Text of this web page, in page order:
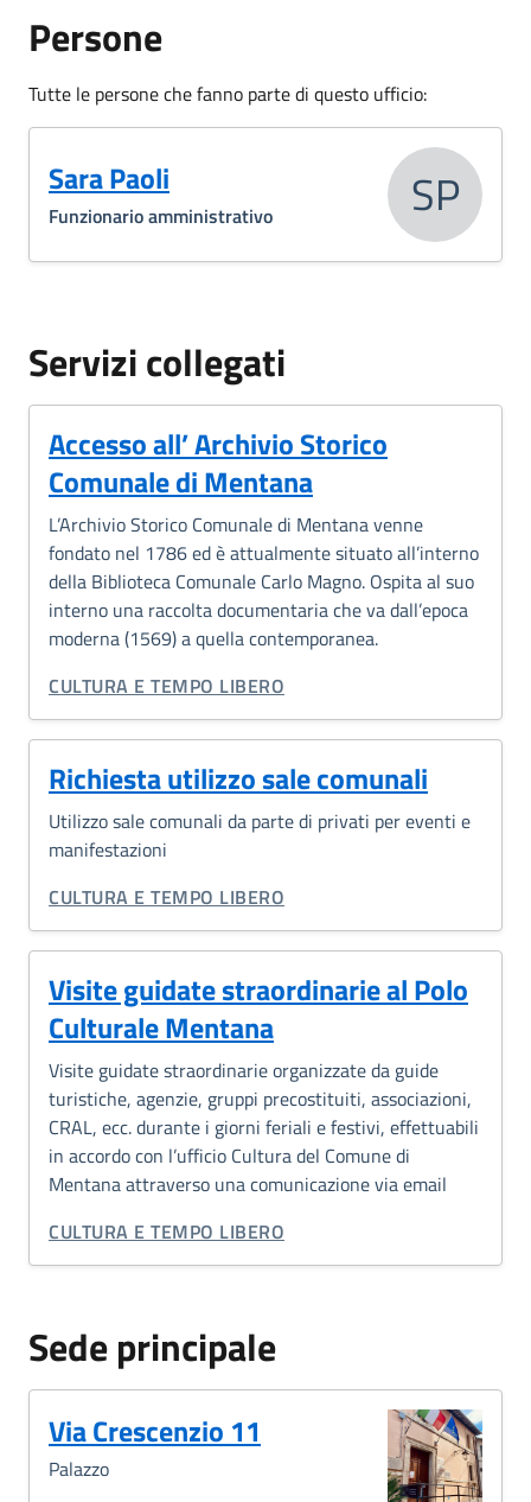
Persone
Tutte le persone che fanno parte di questo ufficio:
Sara Paoli
Funzionario amministrativo SP
Servizi collegati
Accesso all’ Archivio Storico
Comunale di Mentana
L’Archivio Storico Comunale di Mentana venne
fondato nel 1786 ed è attualmente situato all’interno
della Biblioteca Comunale Ca­rlo Magno. Ospita al suo
interno una raccolta documentaria che va dall’epoca
moderna (1569) a quella contemporanea.
CATEGORIA CORRELATA:
CULTURA E TEMPO LIBERO
Richiesta utilizzo sale comunali
Utilizzo sale comunali da parte di privati per eventi e
manifestazioni
CATEGORIA CORRELATA:
CULTURA E TEMPO LIBERO
Visite guidate straordinarie al Polo
Culturale Mentana
Visite guidate straordinarie organizzate da guide
turistiche, agenzie, gruppi precostituiti, associazioni,
CRAL, ecc. durante i giorni feriali e festivi, effettuabili
in accordo con l’ufficio Cultura del Comune di
Mentana attraverso una comunicazione via email
CATEGORIA CORRELATA:
CULTURA E TEMPO LIBERO
Sede principale
Via Crescenzio 11
Palazzo